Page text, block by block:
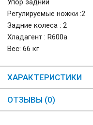
Упор задний
Регулируемые ножки :2
Задние колеса : 2
Хладагент : R600а
Вес: 66 кг
ХАРАКТЕРИСТИКИ
ОТЗЫВЫ (0)